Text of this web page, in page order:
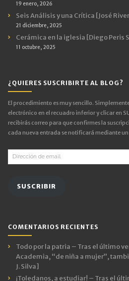
19 enero, 2026
Seis Análisis y una Crítica [José
21 diciembre, 2025
Cerámica en la iglesia [Diego Peris
11 octubre, 2025
¿QUIERES SUSCRIBIRTE AL BLOG?
El procedimiento es muy sencillo.
electrónico en el recuadro inferior y clicar en
recibirás correo para que confirmes la
cada nueva entrada se notificará mediante
Dirección
de
SUSCRIBIR
COMENTARIOS RECIENTES
Todo por la patria – Tras el último
Academia, “de niña a mujer”,
J. Silva]
¡Toledanos, a estudiar! – Tras el